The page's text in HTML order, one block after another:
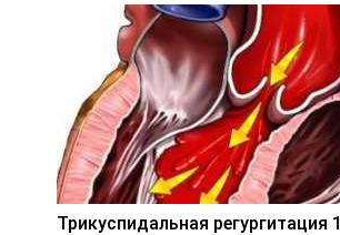
Трикуспидальная регургитация 1